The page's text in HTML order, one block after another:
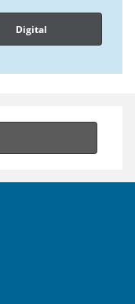
Digital